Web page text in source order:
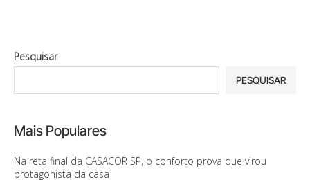
Pesquisar
PESQUISAR
Mais Populares
Na reta final da CASACOR SP, o conforto prova que virou
protagonista da casa